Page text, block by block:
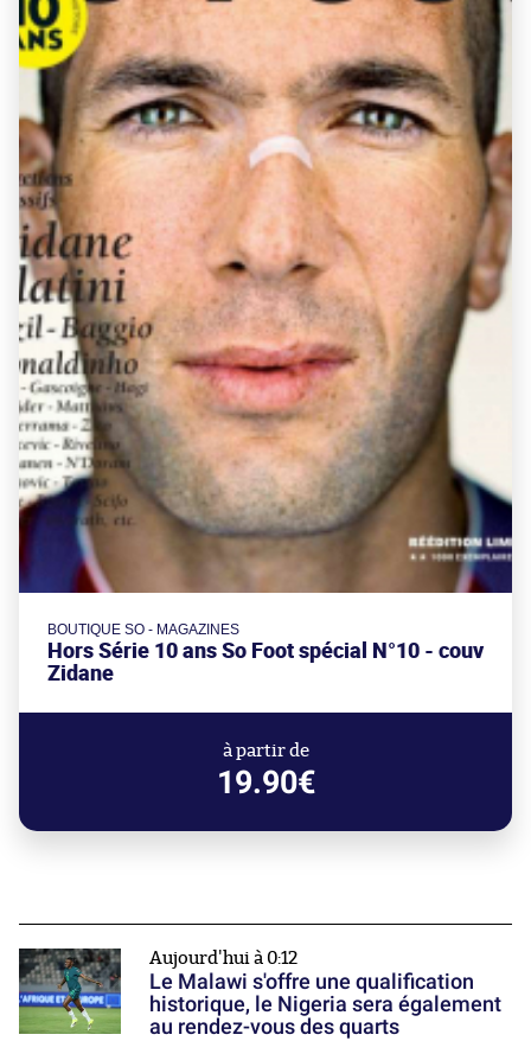
BOUTIQUE SO - MAGAZINES
Hors Série 10 ans So Foot spécial N°10 - couv
Zidane
à partir de
19.90€
Aujourd'hui à 0:12
Le Malawi s'offre une qualification
historique, le Nigeria sera également
au rendez-vous des quarts